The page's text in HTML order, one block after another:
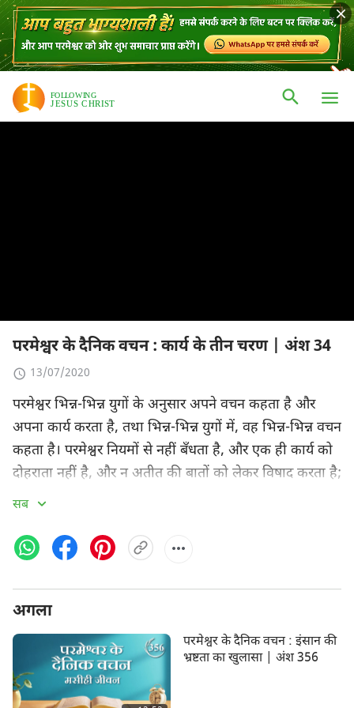
परमेश्वर के दैनिक वचन : कार्य के तीन चरण | अंश 34
13/07/2020
परमेश्वर भिन्न-भिन्न युगों के अनुसार अपने वचन कहता है और
अपना कार्य करता है, तथा भिन्न-भिन्न युगों में, वह भिन्न-भिन्न वचन
कहता है। परमेश्वर नियमों से नहीं बँधता है, और एक ही कार्य को
दोहराता नहीं है, और न अतीत की बातों को लेकर विषाद करता है;
वह ऐसा परमेश्वर है जो सदैव नया है, कभी पुराना नहीं होता है,
किया जाना चाहिए उसका तुम्हें पालन करना चाहिए; यही मनुष्य
की जिम्मेवारी और कर्तव्य है। यह अत्यंत महत्वपूर्ण है कि अभ्यास
परमेश्वर की वर्तमान रोशनी और वास्तविक वचनों के आस-पास
केन्द्रित हो। परमेश्वर नियमों का पालन नहीं करता है, और अपनी
बुद्धि और सर्व-सामर्थ्य को प्रकट करने के लिए विभिन्न परिप्रेक्ष्यों से
बोलने में सक्षम है। यह मायने नहीं रखता है कि वह आत्मा के
परिप्रेक्ष्य से बोलता है, या मनुष्य के, या फिर किसी तीसरे व्यक्ति
के परिप्रेक्ष्य से बोलता है—परमेश्वर सदैव परमेश्वर है, उसके मनुष्य
सब
अगला
परमेश्वर के दैनिक वचन : इंसान की
भ्रष्टता का खुलासा | अंश 356